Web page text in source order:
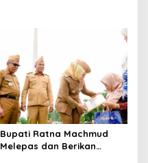
Bupati Ratna Machmud
Melepas dan Berikan